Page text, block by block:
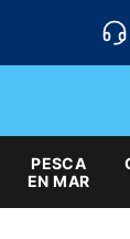
PESCA
EN MAR